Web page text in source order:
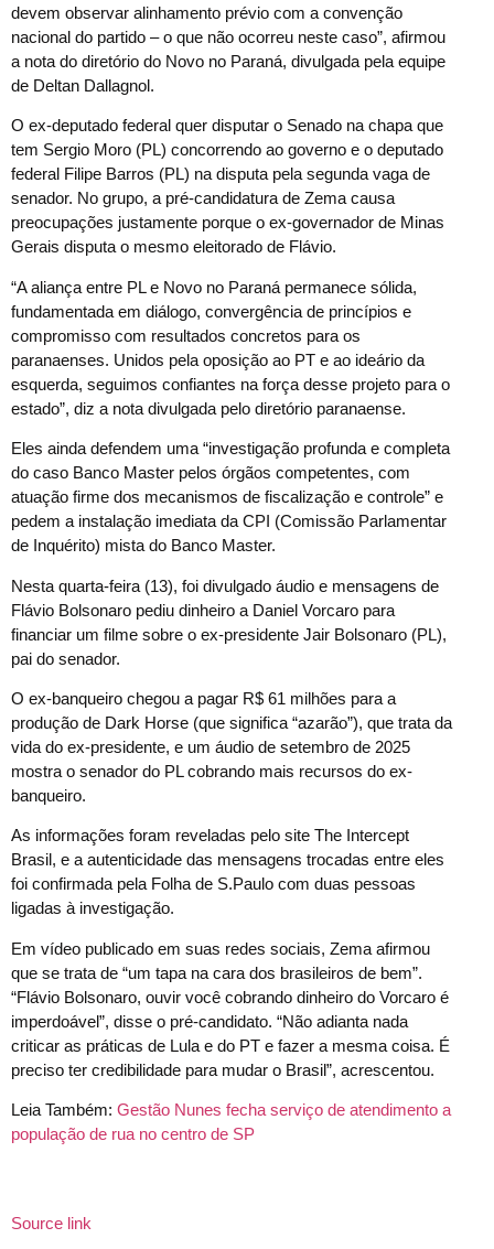
devem observar alinhamento prévio com a convenção
nacional do partido – o que não ocorreu neste caso”, afirmou
a nota do diretório do Novo no Paraná, divulgada pela equipe
de Deltan Dallagnol.
O ex-deputado federal quer disputar o Senado na chapa que
tem Sergio Moro (PL) concorrendo ao governo e o deputado
federal Filipe Barros (PL) na disputa pela segunda vaga de
senador. No grupo, a pré-candidatura de Zema causa
preocupações justamente porque o ex-governador de Minas
Gerais disputa o mesmo eleitorado de Flávio.
“A aliança entre PL e Novo no Paraná permanece sólida,
fundamentada em diálogo, convergência de princípios e
compromisso com resultados concretos para os
paranaenses. Unidos pela oposição ao PT e ao ideário da
esquerda, seguimos confiantes na força desse projeto para o
estado”, diz a nota divulgada pelo diretório paranaense.
Eles ainda defendem uma “investigação profunda e completa
do caso Banco Master pelos órgãos competentes, com
atuação firme dos mecanismos de fiscalização e controle” e
pedem a instalação imediata da CPI (Comissão Parlamentar
de Inquérito) mista do Banco Master.
Nesta quarta-feira (13), foi divulgado áudio e mensagens de
Flávio Bolsonaro pediu dinheiro a Daniel Vorcaro para
financiar um filme sobre o ex-presidente Jair Bolsonaro (PL),
pai do senador.
O ex-banqueiro chegou a pagar R$ 61 milhões para a
produção de Dark Horse (que significa “azarão”), que trata da
vida do ex-presidente, e um áudio de setembro de 2025
mostra o senador do PL cobrando mais recursos do ex-
banqueiro.
As informações foram reveladas pelo site The Intercept
Brasil, e a autenticidade das mensagens trocadas entre eles
foi confirmada pela Folha de S.Paulo com duas pessoas
ligadas à investigação.
Em vídeo publicado em suas redes sociais, Zema afirmou
que se trata de “um tapa na cara dos brasileiros de bem”.
“Flávio Bolsonaro, ouvir você cobrando dinheiro do Vorcaro é
imperdoável”, disse o pré-candidato. “Não adianta nada
criticar as práticas de Lula e do PT e fazer a mesma coisa. É
preciso ter credibilidade para mudar o Brasil”, acrescentou.
Leia Também: Gestão Nunes fecha serviço de atendimento a
população de rua no centro de SP
Source link